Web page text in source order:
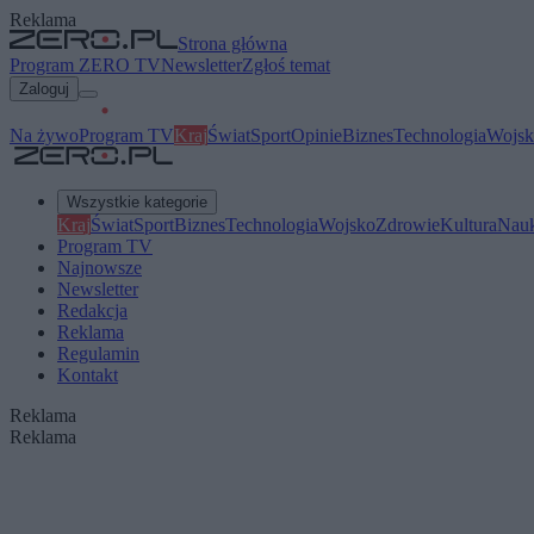
Reklama
Strona główna
Program ZERO TVNewsletterZgłoś temat
Zaloguj
Na żywoProgram TVKrajŚwiatSportOpinieBiznesTechnologia
Wszystkie kategorie
KrajŚwiatSportBiznesTechnologiaWojskoZdrowieKultura
Program TV
Najnowsze
Newsletter
Redakcja
Reklama
Regulamin
Kontakt
Reklama
Reklama